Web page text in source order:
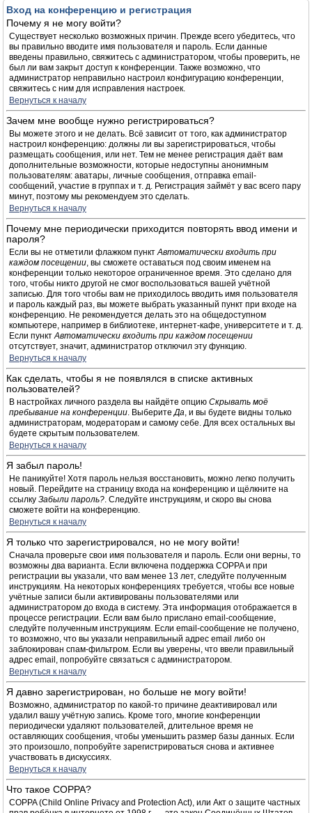
Вход на конференцию и регистрация
Почему я не могу войти?
Существует несколько возможных причин. Прежде всего убедитесь, что
вы правильно вводите имя пользователя и пароль. Если данные
введены правильно, свяжитесь с администратором, чтобы проверить, не
был ли вам закрыт доступ к конференции. Также возможно, что
администратор неправильно настроил конфигурацию конференции,
свяжитесь с ним для исправления настроек.
Вернуться к началу
Зачем мне вообще нужно регистрироваться?
Вы можете этого и не делать. Всё зависит от того, как администратор
настроил конференцию: должны ли вы зарегистрироваться, чтобы
размещать сообщения, или нет. Тем не менее регистрация даёт вам
дополнительные возможности, которые недоступны анонимным
пользователям: аватары, личные сообщения, отправка email-
сообщений, участие в группах и т. д. Регистрация займёт у вас всего пару
минут, поэтому мы рекомендуем это сделать.
Вернуться к началу
Почему мне периодически приходится повторять ввод имени и
пароля?
Если вы не отметили флажком пунктАвтоматически входить при
каждом посещении, вы сможете оставаться под своим именем на
конференции только некоторое ограниченное время. Это сделано для
того, чтобы никто другой не смог воспользоваться вашей учётной
записью. Для того чтобы вам не приходилось вводить имя пользователя
и пароль каждый раз, вы можете выбрать указанный пункт при входе на
конференцию. Не рекомендуется делать это на общедоступном
компьютере, например в библиотеке, интернет-кафе, университете и т. д.
Если пунктАвтоматически входить при каждом посещении
отсутствует, значит, администратор отключил эту функцию.
Вернуться к началу
Как сделать, чтобы я не появлялся в списке активных
пользователей?
В настройках личного раздела вы найдёте опцию Скрывать моё
пребывание на конференции. ВыберитеДа, и вы будете видны только
администраторам, модераторам и самому себе. Для всех остальных вы
будете скрытым пользователем.
Вернуться к началу
Я забыл пароль!
Не паникуйте! Хотя пароль нельзя восстановить, можно легко получить
новый. Перейдите на страницу входа на конференцию и щёлкните на
ссылку Забыли пароль?. Следуйте инструкциям, и скоро вы снова
сможете войти на конференцию.
Вернуться к началу
Я только что зарегистрировался, но не могу войти!
Сначала проверьте свои имя пользователя и пароль. Если они верны, то
возможны два варианта. Если включена поддержка COPPA и при
регистрации вы указали, что вам менее 13 лет, следуйте полученным
инструкциям. На некоторых конференциях требуется, чтобы все новые
учётные записи были активированы пользователями или
администратором до входа в систему. Эта информация отображается в
процессе регистрации. Если вам было прислано email-сообщение,
следуйте полученным инструкциям. Если email-сообщение не получено,
то возможно, что вы указали неправильный адрес email либо он
заблокирован спам-фильтром. Если вы уверены, что ввели правильный
адрес email, попробуйте связаться с администратором.
Вернуться к началу
Я давно зарегистрирован, но больше не могу войти!
Возможно, администратор по какой-то причине деактивировал или
удалил вашу учётную запись. Кроме того, многие конференции
периодически удаляют пользователей, длительное время не
оставляющих сообщения, чтобы уменьшить размер базы данных. Если
это произошло, попробуйте зарегистрироваться снова и активнее
участвовать в дискуссиях.
Вернуться к началу
Что такое COPPA?
COPPA (Child Online Privacy and Protection Act), или Акт о защите частных